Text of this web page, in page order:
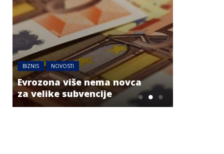
BIZNIS NOVOSTI
Evrozona više nema novca
za velike subvencije